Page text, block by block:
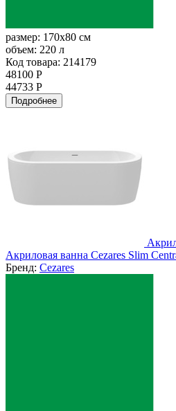
размер: 170x80 см
объем: 220 л
Код товара: 214179
48100 Р
44733 Р
Подробнее
Акриловая ванна Cezares Slim
Бренд: Cezares